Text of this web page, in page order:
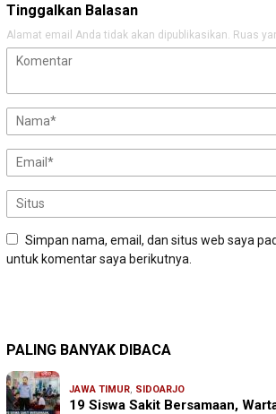
Tinggalkan Balasan
Alamat email Anda tidak akan dipublikasikan. Ruas
Simpan nama, email, dan situs web saya
untuk komentar saya berikutnya.
PALING BANYAK DIBACA
JAWA TIMUR, SIDOARJO
19 Siswa Sakit Bersamaan,